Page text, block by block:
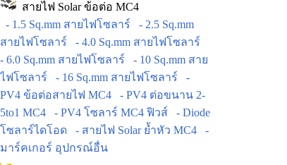
สายไฟ Solar ข้อต่อ MC4
- 1.5 Sq.mm สายไฟโซลาร์
- 2.5 Sq.mm
สายไฟโซลาร์
- 4.0 Sq.mm สายไฟโซลาร์
- 6.0 Sq.mm สายไฟโซลาร์
- 10 Sq.mm สาย
ไฟโซลาร์
- 16 Sq.mm สายไฟโซลาร์
-
PV4 ข้อต่อสายไฟ MC4
- PV4 ต่อขนาน 2-
5to1 MC4
- PV4 โซลาร์ MC4 ฟิวส์
- Diode
โซลาร์ไดโอด
- สายไฟ Solar ย้ำหัว MC4
-
มาร์คเกอร์ อุปกรณ์อื่น